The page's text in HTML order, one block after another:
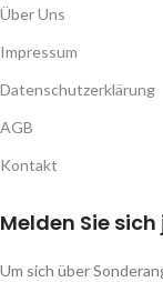
Über Uns
Impressum
Datenschutzerklärung
AGB
Kontakt
Melden Sie
Um sich über